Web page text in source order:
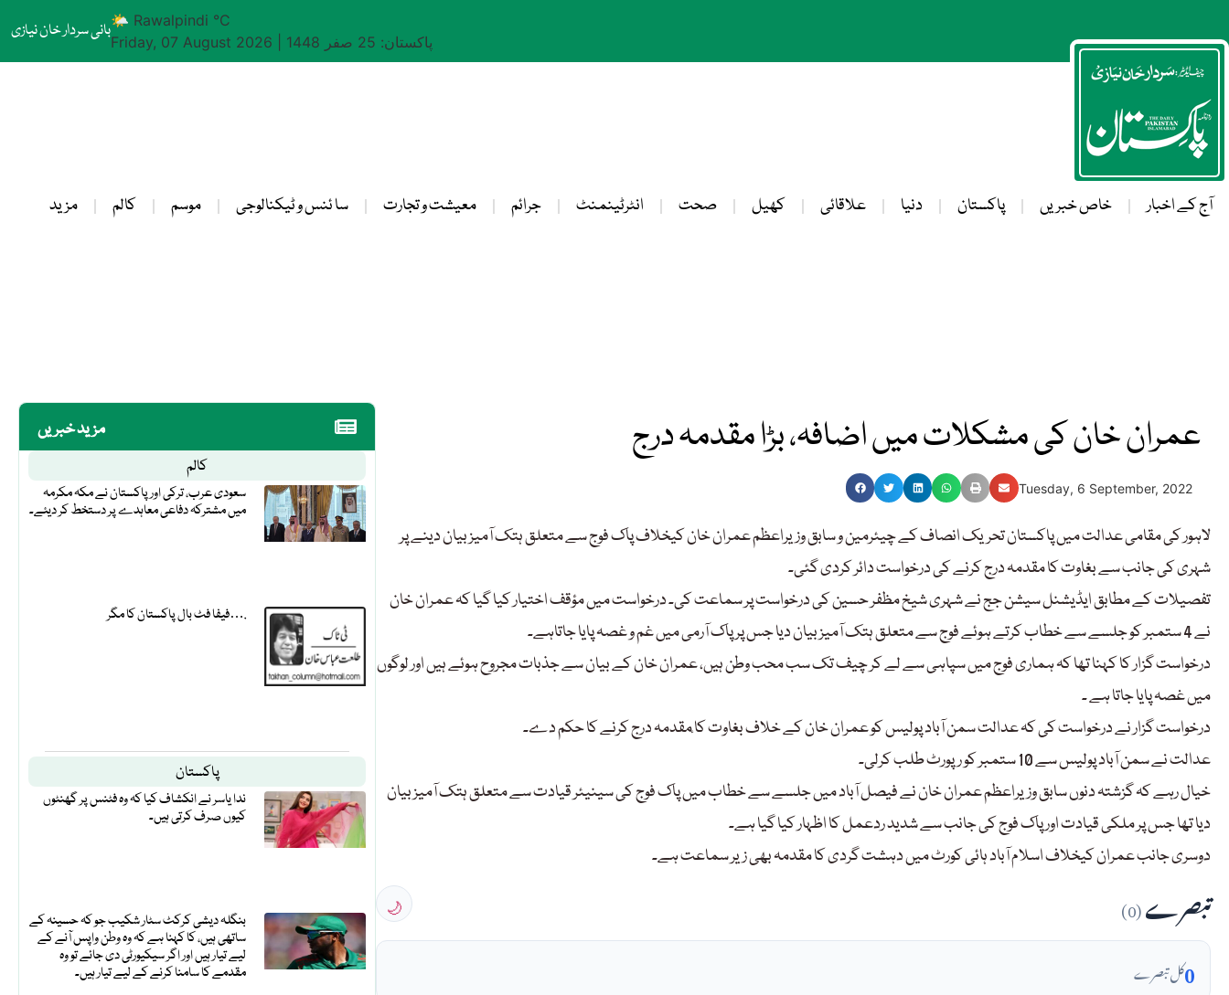
بانی سردار خان نیازی🌤 Rawalpindi °C
Friday, 07 August 2026
پاکستان: 25 صفر 1448
آج کے اخبار خاص خبریں پاکستان دنیا علاقائی کھیل صحت انٹرٹینمنٹ جرائم معیشت و تجارت سا ئنس و ٹیکنالوجی موسم کالم مزید
مزید خبریں
کالم
سعودی عرب، ترکی اور پاکستان نے مکہ مکرمہ
میں مشترکہ دفاعی معاہدے پر دستخط کر دیئے۔
فیفا فٹ بال پاکستان کا مگر….
پاکستان
ندا یاسر نے انکشاف کیا کہ وہ فٹنس پر گھنٹوں
کیوں صرف کرتی ہیں۔
بنگلہ دیشی کرکٹ سٹار شکیب جو کہ حسینہ کے
ساتھی ہیں، کا کہنا ہے کہ وہ وطن واپس آنے کے
لیے تیار ہیں اور اگر سیکیورٹی دی جائے تو وہ
مقدمے کا سامنا کرنے کے لیے تیار ہیں۔
عمران خان کی مشکلات میں اضافہ، بڑا مقدمہ درج
Tuesday, 6 September, 2022
لاہور کی مقامی عدالت میں پاکستان تحریک انصاف کے چیئرمین و سابق وزیراعظم عمران خان کیخلاف پاک فوج سے متعلق ہتک آمیز بیان دینے پر
شہری کی جانب سے بغاوت کا مقدمہ درج کرنے کی درخواست دائر کردی گئی۔
تفصیلات کے مطابق ایڈیشنل سیشن جج نے شہری شیخ مظفر حسین کی درخواست پر سماعت کی۔ درخواست میں مؤقف اختیار کیا گیا کہ عمران خان
نے 4 ستمبر کو جلسے سے خطاب کرتے ہوئے فوج سے متعلق ہتک آمیز بیان دیا جس پر پاک آرمی میں غم و غصہ پایا جاتاہے۔
درخواست گزار کا کہنا تھا کہ ہماری فوج میں سپاہی سے لے کر چیف تک سب محب وطن ہیں، عمران خان کے بیان سے جذبات مجروح ہوئے ہیں اور لوگوں
میں غصہ پایا جاتا ہے ۔
درخواست گزار نے درخواست کی کہ عدالت سمن آباد پولیس کو عمران خان کے خلاف بغاوت کا ٕمقدمہ درج کرنے کا حکم دے۔
عدالت نے سمن آباد پولیس سے 10 ستمبر کو رپورٹ طلب کرلی۔
خیال رہے کہ گزشتہ دنوں سابق وزیراعظم عمران خان نے فیصل آباد میں جلسے سے خطاب میں پاک فوج کی سینیئر قیادت سے متعلق ہتک آمیز بیان
دیا تھا جس پر ملکی قیادت اور پاک فوج کی جانب سے شدید ردعمل کا اظہار کیا گیا ہے۔
دوسری جانب عمران کیخلاف اسلام آباد ہائی کورٹ میں دہشت گردی کا مقدمہ بھی زیر سماعت ہے۔
تبصرے(0)
🌙
0کل تبصرے